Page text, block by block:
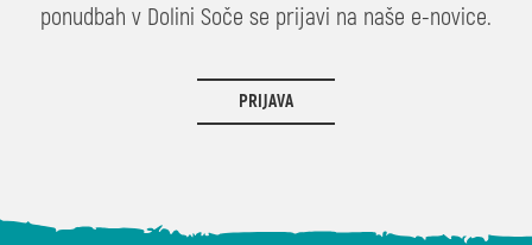
ponudbah v Dolini Soče se prijavi na naše e-novice.
PRIJAVA